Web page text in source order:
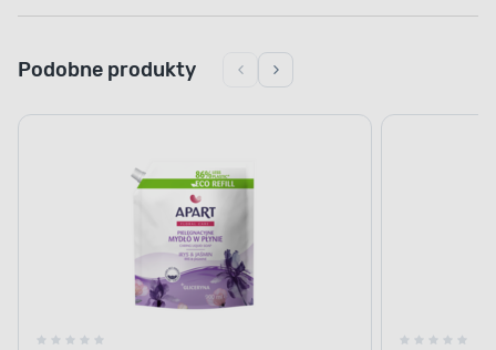
Podobne produkty